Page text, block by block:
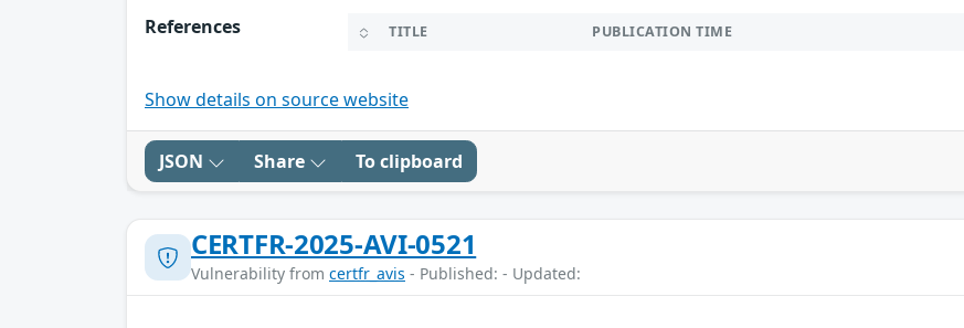
References TITLE PUBLICATION TIME
Show details on source website
JSON Share To clipboard
CERTFR-2025-AVI-0521
Vulnerability from certfr_avis - Published: - Updated: